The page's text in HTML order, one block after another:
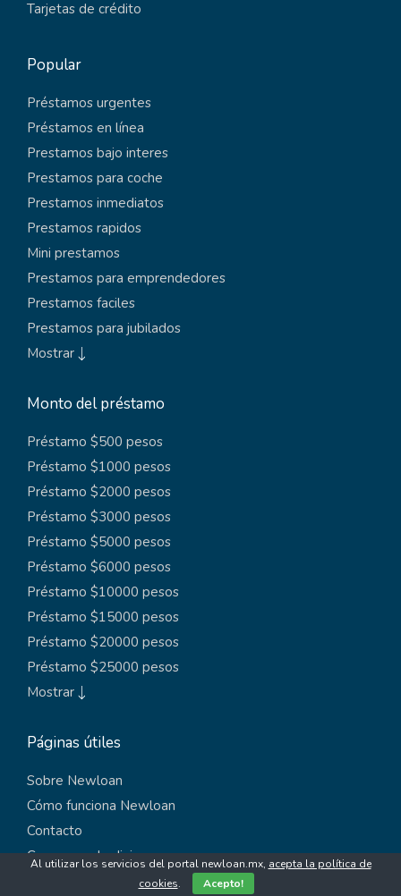
Tarjetas de crédito
Popular
Préstamos urgentes
Préstamos en línea
Prestamos bajo interes
Prestamos para coche
Prestamos inmediatos
Prestamos rapidos
Mini prestamos
Prestamos para emprendedores
Prestamos faciles
Prestamos para jubilados
Mostrar
Monto del préstamo
Préstamo $500 pesos
Préstamo $1000 pesos
Préstamo $2000 pesos
Préstamo $3000 pesos
Préstamo $5000 pesos
Préstamo $6000 pesos
Préstamo $10000 pesos
Préstamo $15000 pesos
Préstamo $20000 pesos
Préstamo $25000 pesos
Mostrar
Páginas útiles
Sobre Newloan
Cómo funciona Newloan
Contacto
Conversor de divisas
Al utilizar los servicios del portal newloan.mx, acepta la política de
cookies. Acepto!